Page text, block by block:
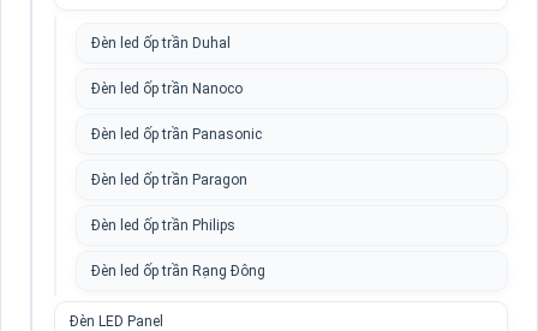
Đèn led ốp trần Duhal
Đèn led ốp trần Nanoco
Đèn led ốp trần Panasonic
Đèn led ốp trần Paragon
Đèn led ốp trần Philips
Đèn led ốp trần Rạng Đông
Đèn LED Panel